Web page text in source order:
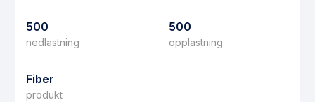
500
nedlastning
500
opplastning
Fiber
produkt